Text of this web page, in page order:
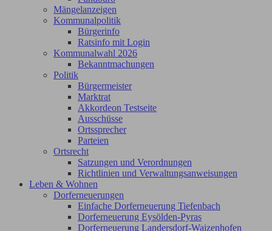
Mängelanzeigen
Kommunalpolitik
Bürgerinfo
Ratsinfo mit Login
Kommunalwahl 2026
Bekanntmachungen
Politik
Bürgermeister
Marktrat
Akkordeon Testseite
Ausschüsse
Ortssprecher
Parteien
Ortsrecht
Satzungen und Verordnungen
Richtlinien und Verwaltungsanweisungen
Leben & Wohnen
Dorferneuerungen
Einfache Dorferneuerung Tiefenbach
Dorferneuerung Eysölden-Pyras
Dorferneuerung Landersdorf-Waizenhofen